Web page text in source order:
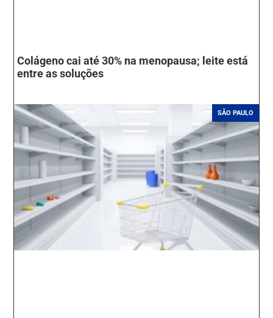
Colágeno cai até 30% na menopausa; leite está
entre as soluções
SÃO PAULO